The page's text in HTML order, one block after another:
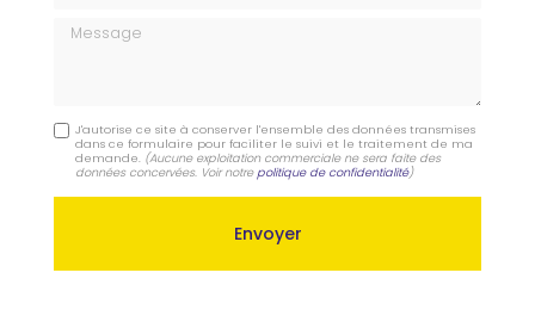
Message
J'autorise ce site à conserver l'ensemble des données transmises
dans ce formulaire pour faciliter le suivi et le traitement de ma
demande. (Aucune exploitation commerciale ne sera faite des
données concervées. Voir notre politique de confidentialité)